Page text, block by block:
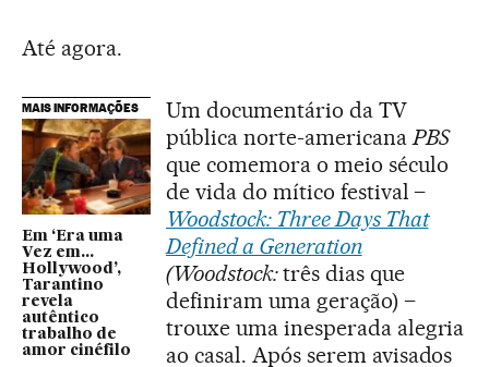
Até agora.
MAIS INFORMAÇÕES
Em ‘Era uma
Vez em...
Hollywood’,
Tarantino
revela
autêntico
trabalho de
amor cinéfilo
Um documentário da TV
pública norte-americana PBS
que comemora o meio século
de vida do mítico festival –
Woodstock: Three Days That
Defined a Generation
(Woodstock:três dias que
definiram uma geração) –
trouxe uma inesperada alegria
ao casal. Após serem avisados